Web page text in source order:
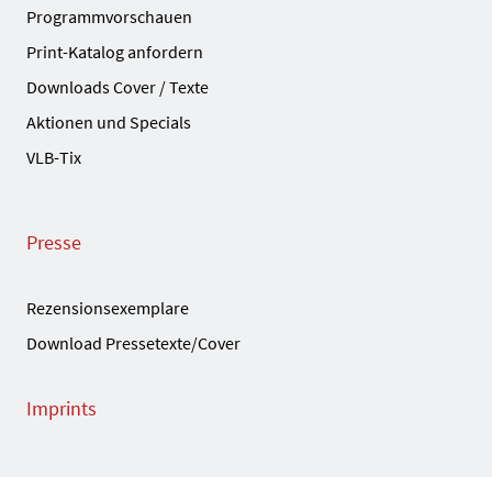
Programmvorschauen
Print-Katalog anfordern
Downloads Cover / Texte
Aktionen und Specials
VLB-Tix
Presse
Rezensionsexemplare
Download Pressetexte/Cover
Imprints